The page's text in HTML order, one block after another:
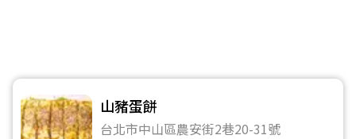
山豬蛋餅
台北市中山區農安街2巷20-31號